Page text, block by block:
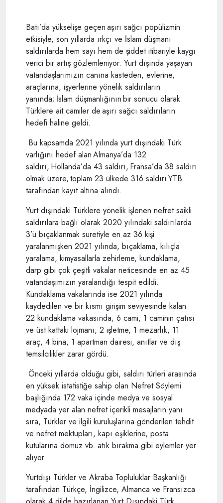
Batı’da yükselişe geçen aşırı sağcı popülizmin
etkisiyle, son yıllarda ırkçı ve İslam düşmanı
saldırılarda hem sayı hem de şiddet itibariyle kaygı
verici bir artış gözlemleniyor. Yurt dışında yaşayan
vatandaşlarımızın canına kasteden, evlerine,
araçlarına, işyerlerine yönelik saldırıların
yanında; İslam düşmanlığının bir sonucu olarak
Türklere ait camiler de aşırı sağcı saldırıların
hedefi haline geldi.
Bu kapsamda 2021 yılında yurt dışındaki Türk
varlığını hedef alan Almanya’da 132
saldırı, Hollanda’da 43 saldırı, Fransa’da 38 saldırı
olmak üzere, toplam 23 ülkede 316 saldırı YTB
tarafından kayıt altına alındı.
Yurt dışındaki Türklere yönelik işlenen nefret saikli
saldırılara bağlı olarak 2020 yılındaki saldırılarda
3’ü bıçaklanmak suretiyle en az 36 kişi
yaralanmışken 2021 yılında, bıçaklama, kılıçla
yaralama, kimyasallarla zehirleme, kundaklama,
darp gibi çok çeşitli vakalar neticesinde en az 45
vatandaşımızın yaralandığı tespit edildi.
Kundaklama vakalarında ise 2021 yılında
kaydedilen ve bir kısmı girişim seviyesinde kalan
22 kundaklama vakasında; 6 cami, 1 caminin çatısı
ve üst kattaki lojmanı, 2 işletme, 1 mezarlık, 11
araç, 4 bina, 1 apartman dairesi, anıtlar ve dış
temsilcilikler zarar gördü.
Önceki yıllarda olduğu gibi, saldırı türleri arasında
en yüksek istatistiğe sahip olan Nefret Söylemi
başlığında 172 vaka içinde medya ve sosyal
medyada yer alan nefret içerikli mesajların yanı
sıra, Türkler ve ilgili kuruluşlarına gönderilen tehdit
ve nefret mektupları, kapı eşiklerine, posta
kutularına domuz vb. atık bırakma gibi eylemler yer
alıyor.
Yurtdışı Türkler ve Akraba Topluluklar Başkanlığı
tarafından Türkçe, İngilizce, Almanca ve Fransızca